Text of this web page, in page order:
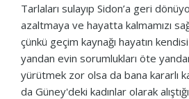
Tarlaları sulayıp Sidon’a geri
azaltmaya ve hayatta kalmamızı
çünkü geçim kaynağı hayatın
yandan evin sorumlukları öte
yürütmek zor olsa da bana kararlı
da Güney'deki kadınlar olarak